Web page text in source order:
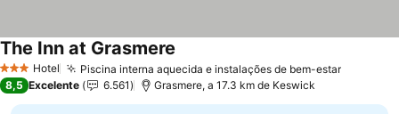
3 EstrelasHotel Piscina interna aquecida e instalações de bem-estar
The Inn at Grasmere
8,5 Excelente 6.561 Grasmere, a 17.3 km de Keswick